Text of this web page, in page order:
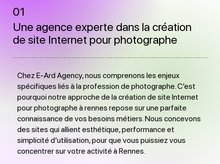
01
Une agence experte dans la création
de site Internet pour photographe
Chez E-Ard Agency, nous comprenons les enjeux
spécifiques liés à la profession de photographe. C’est
pourquoi notre approche de la création de site Internet
pour photographe à rennes repose sur une parfaite
connaissance de vos besoins métiers. Nous concevons
des sites qui allient esthétique, performance et
simplicité d’utilisation, pour que vous puissiez vous
concentrer sur votre activité à Rennes.